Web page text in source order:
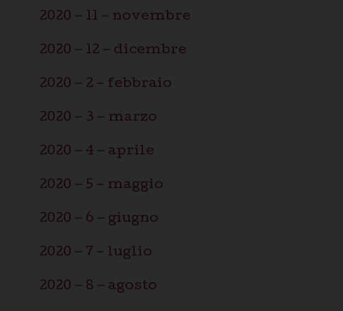
2020 – 11 – novembre
2020 – 12 – dicembre
2020 – 2 – febbraio
2020 – 3 – marzo
2020 – 4 – aprile
2020 – 5 – maggio
2020 – 6 – giugno
2020 – 7 – luglio
2020 – 8 – agosto